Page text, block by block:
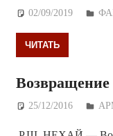
02/09/2019
ЧИТАТЬ
25/12/2016